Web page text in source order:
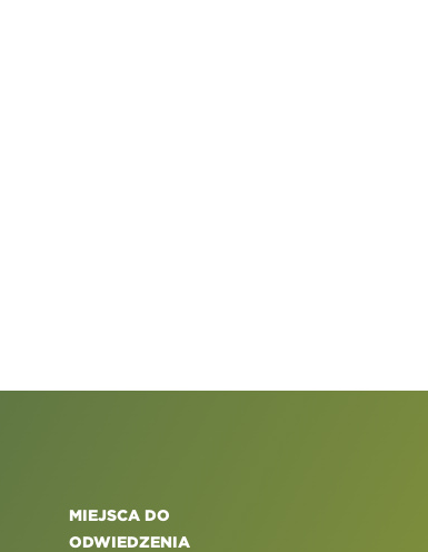
MIEJSCA DO
ODWIEDZENIA